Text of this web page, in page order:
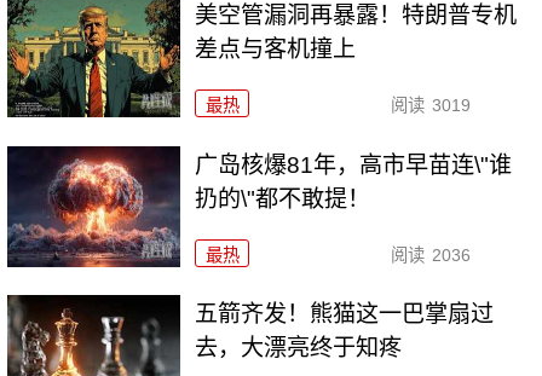
美空管漏洞再暴露！特朗普专机
差点与客机撞上
最热 阅读 3019
广岛核爆81年，高市早苗连\"谁
扔的\"都不敢提！
最热 阅读 2036
五箭齐发！熊猫这一巴掌扇过
去，大漂亮终于知疼